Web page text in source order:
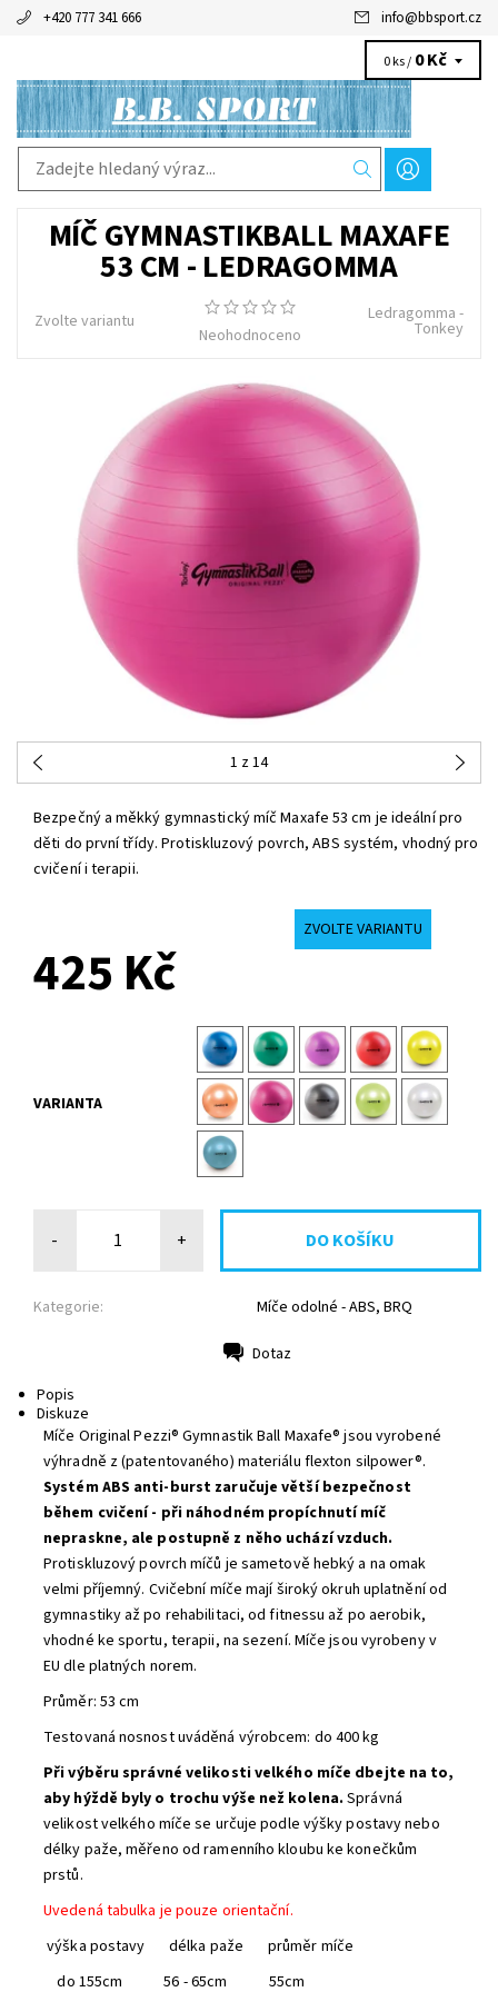
+420 777 341 666 info@bbsport.cz
0 ks / 0 Kč
MÍČ GYMNASTIKBALL MAXAFE
53 CM - LEDRAGOMMA
Zvolte variantu
Neohodnoceno
Ledragomma -
Tonkey
1 z 14
Bezpečný a měkký gymnastický míč Maxafe 53 cm je ideální pro
děti do první třídy. Protiskluzový povrch, ABS systém, vhodný pro
cvičení i terapii.
ZVOLTE VARIANTU
425 Kč
VARIANTA
- +
Kategorie: Míče odolné - ABS, BRQ
Dotaz
Popis
Diskuze
Míče Original Pezzi® Gymnastik Ball Maxafe® jsou vyrobené
výhradně z (patentovaného) materiálu flexton silpower®.
Systém ABS anti-burst zaručuje větší bezpečnost
během cvičení - při náhodném propíchnutí míč
nepraskne, ale postupně z něho uchází vzduch.
Protiskluzový povrch míčů je sametově hebký a na omak
velmi příjemný. Cvičební míče mají široký okruh uplatnění od
gymnastiky až po rehabilitaci, od fitnessu až po aerobik,
vhodné ke sportu, terapii, na sezení. Míče jsou vyrobeny v
EU dle platných norem.
Průměr: 53 cm
Testovaná nosnost uváděná výrobcem: do 400 kg
Při výběru správné velikosti velkého míče dbejte na to,
aby hýždě byly o trochu výše než kolena. Správná
velikost velkého míče se určuje podle výšky postavy nebo
délky paže, měřeno od ramenního kloubu ke konečkům
prstů.
Uvedená tabulka je pouze orientační.
výška postavy délka paže průměr míče
do 155cm 56 - 65cm 55cm